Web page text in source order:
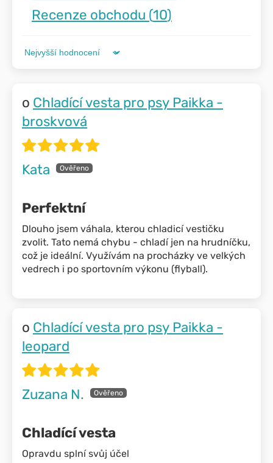
Recenze obchodu (10)
Sort by
Chladící vesta pro psy Paikka -
broskvová
Kata
Perfektní
Dlouho jsem váhala, kterou chladicí vestičku
zvolit. Tato nemá chybu - chladí jen na hrudníčku,
což je ideální. Využívám na procházky ve velkých
vedrech i po sportovním výkonu (flyball).
Chladící vesta pro psy Paikka -
leopard
Zuzana N.
Chladící vesta
Opravdu splní svůj účel